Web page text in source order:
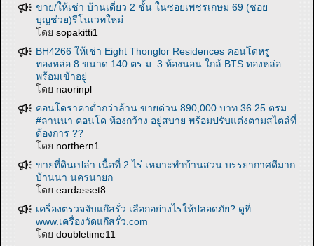
ขาย/ให้เช่า บ้านเดี่ยว 2 ชั้น ในซอยเพชรเกษม 69 (ซอย
บุญช่วย)รีโนเวทใหม่
โดย sopakitti1
BH4266 ให้เช่า Eight Thonglor Residences คอนโดหรู
ทองหล่อ 8 ขนาด 140 ตร.ม. 3 ห้องนอน ใกล้ BTS ทองหล่อ
พร้อมเข้าอยู่
โดย naorinpl
คอนโดราคาต่ำกว่าล้าน ขายด่วน 890,000 บาท 36.25 ตรม.
#ลานนา คอนโด ห้องกว้าง อยู่สบาย พร้อมปรับแต่งตามสไตล์ที่
ต้องการ ??
โดย northern1
ขายที่ดินเปล่า เนื้อที่ 2 ไร่ เหมาะทำบ้านสวน บรรยากาศดีมาก
บ้านนา นครนายก
โดย eardasset8
เครื่องตรวจจับแก๊สรั่ว เลือกอย่างไรให้ปลอดภัย? ดูที่
www.เครื่องวัดแก๊สรั่ว.com
โดย doubletime11